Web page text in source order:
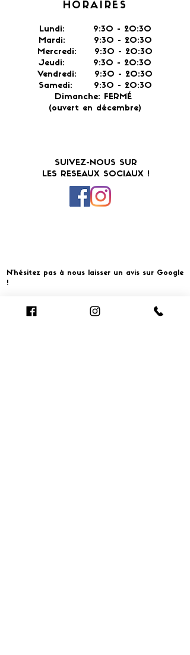
HORAIRES
Lundi: 9:30 - 20:30
Mardi: 9:30 - 20:30
Mercredi: 9:30 - 20:30
Jeudi: 9:30 - 20:30
Vendredi: 9:30 - 20:30
Samedi: 9:30 - 20:30
Dimanche: FERMÉ
(ouvert en décembre)
SUIVEZ-NOUS SUR
LES RESEAUX SOCIAUX !
N'hésitez pas à nous laisser un avis sur Google
!